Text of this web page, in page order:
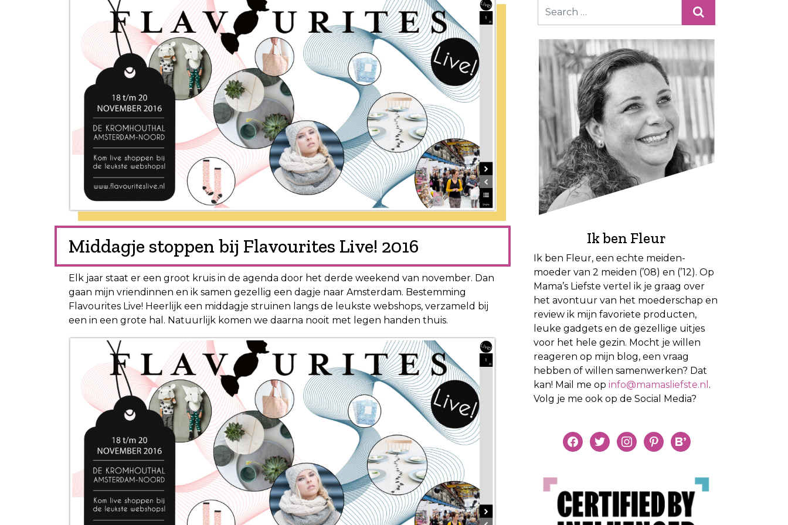
Middagje stoppen bij Flavourites Live! 2016
Elk jaar staat er een groot kruis in de agenda door het derde weekend van november. Dan
gaan mijn vriendinnen en ik samen gezellig een dagje naar Amsterdam. Bestemming
Flavourites Live! Heerlijk een middagje struinen langs de leukste webshops, verzameld bij
een in een grote hal. Natuurlijk komen we daarna nooit met legen handen thuis.
Ik ben Fleur
Ik ben Fleur, een echte meiden-
moeder van 2 meiden (’08) en (’12). Op
Mama’s Liefste vertel ik je graag over
het avontuur van het moederschap en
review ik mijn favoriete producten,
leuke gadgets en de gezellige uitjes
voor het hele gezin. Mocht je willen
reageren op mijn blog, een vraag
hebben of willen samenwerken? Dat
kan! Mail me op info@mamasliefste.nl .
Volg je me ook op de Social Media?
facebooktwitterinstagrampinterestbloglovin